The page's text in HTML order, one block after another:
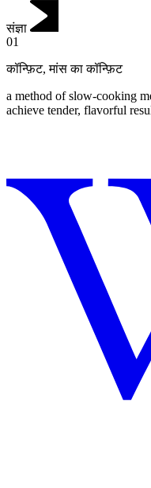
संज्ञा
01
कॉन्फ़िट,मांस का कॉन्फ़िट
a method of slow-cooking
achieve tender, flavorful